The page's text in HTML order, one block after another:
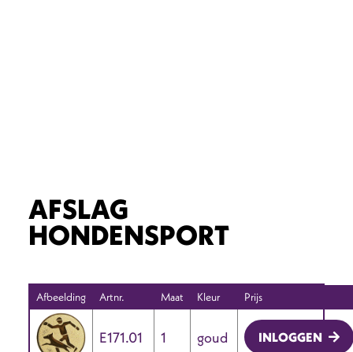
AFSLAG
HONDENSPORT
Afbeelding Artnr. Maat Kleur Prijs
E171.01 1 goud INLOGGEN